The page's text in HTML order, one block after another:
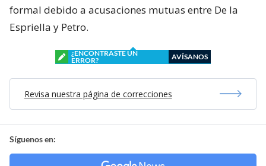
formal debido a acusaciones mutuas entre De la
Espriella y Petro.
¿ENCONTRASTE UN
ERROR?
AVÍSANOS
Revisa nuestra página de correcciones
Síguenos en: